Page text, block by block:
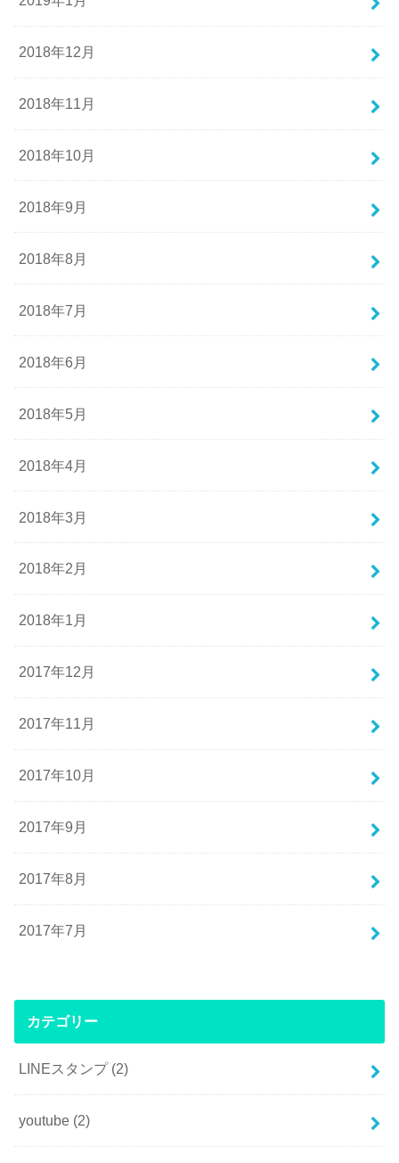
2018年12月
2018年11月
2018年10月
2018年9月
2018年8月
2018年7月
2018年6月
2018年5月
2018年4月
2018年3月
2018年2月
2018年1月
2017年12月
2017年11月
2017年10月
2017年9月
2017年8月
2017年7月
カテゴリー
LINEスタンプ (2)
youtube (2)